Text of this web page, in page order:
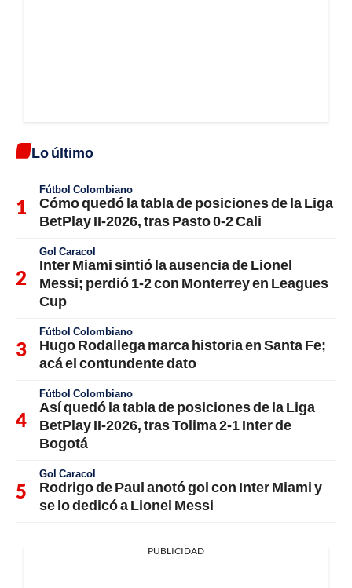
Lo último
Fútbol Colombiano
Cómo quedó la tabla de posiciones de la Liga
BetPlay II-2026, tras Pasto 0-2 Cali
Gol Caracol
Inter Miami sintió la ausencia de Lionel
Messi; perdió 1-2 con Monterrey en Leagues
Cup
Fútbol Colombiano
Hugo Rodallega marca historia en Santa Fe;
acá el contundente dato
Fútbol Colombiano
Así quedó la tabla de posiciones de la Liga
BetPlay II-2026, tras Tolima 2-1 Inter de
Bogotá
Gol Caracol
Rodrigo de Paul anotó gol con Inter Miami y
se lo dedicó a Lionel Messi
PUBLICIDAD